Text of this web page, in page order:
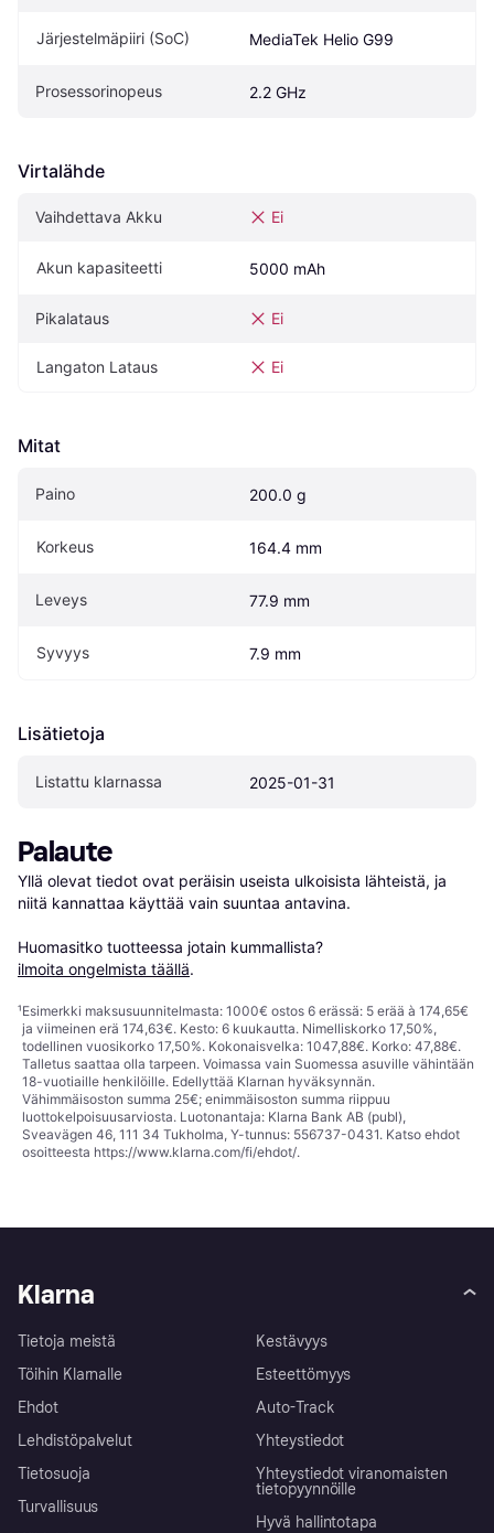
Järjestelmäpiiri (SoC) MediaTek Helio G99
Prosessorinopeus 2.2 GHz
Virtalähde
Vaihdettava Akku Ei
Akun kapasiteetti 5000 mAh
Pikalataus Ei
Langaton Lataus Ei
Mitat
Paino 200.0 g
Korkeus 164.4 mm
Leveys 77.9 mm
Syvyys 7.9 mm
Lisätietoja
Listattu klarnassa 2025-01-31
Palaute
Yllä olevat tiedot ovat peräisin useista ulkoisista lähteistä, ja
niitä kannattaa käyttää vain suuntaa antavina.
Huomasitko tuotteessa jotain kummallista?
ilmoita ongelmista täällä.
¹Esimerkki maksusuunnitelmasta: 1000€ ostos 6 erässä: 5 erää à 174,65€
ja viimeinen erä 174,63€. Kesto: 6 kuukautta. Nimelliskorko 17,50%,
todellinen vuosikorko 17,50%. Kokonaisvelka: 1047,88€. Korko: 47,88€.
Talletus saattaa olla tarpeen. Voimassa vain Suomessa asuville vähintään
18-vuotiaille henkilöille. Edellyttää Klarnan hyväksynnän.
Vähimmäisoston summa 25€; enimmäisoston summa riippuu
luottokelpoisuusarviosta. Luotonantaja: Klarna Bank AB (publ),
Sveavägen 46, 111 34 Tukholma, Y-tunnus: 556737-0431. Katso ehdot
osoitteesta https://www.klarna.com/fi/ehdot/.
Klarna
Tietoja meistä
Töihin Klarnalle
Ehdot
Lehdistöpalvelut
Tietosuoja
Turvallisuus
Kestävyys
Esteettömyys
Auto-Track
Yhteystiedot
Yhteystiedot viranomaisten
tietopyynnöille
Hyvä hallintotapa